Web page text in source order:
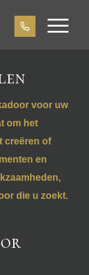
voor uw
om het
creëren of
en
die u zoekt.